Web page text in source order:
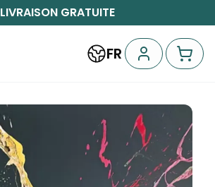
LIVRAISON GRATUITE
FR